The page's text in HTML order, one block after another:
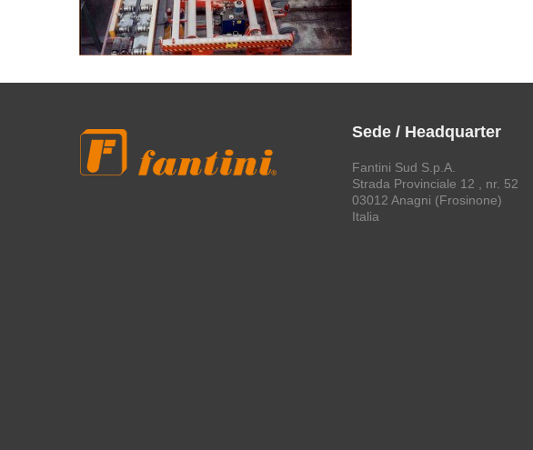
Sede / Headquarter
Fantini Sud S.p.A.
Strada Provinciale 12 , nr. 52
03012 Anagni (Frosinone)
Italia